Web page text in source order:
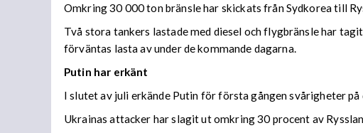
Omkring 30 000 ton bränsle har skickats från Sydkorea till
Två stora tankers lastade med diesel och flygbränsle har
förväntas lasta av under de kommande dagarna.
Putin har erkänt
I slutet av juli erkände Putin för första gången svårigheter på
Ukrainas attacker har slagit ut omkring 30 procent av